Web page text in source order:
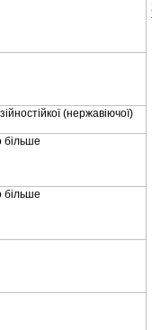
(нержавiючої)
бiльше
бiльше